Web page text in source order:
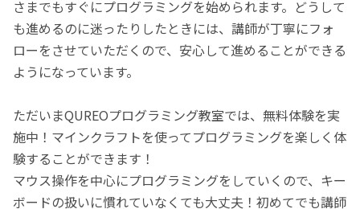
さまでもすぐにプログラミングを始められます。どうして
も進めるのに迷ったりしたときには、講師が丁寧にフォ
ローをさせていただくので、安心して進めることができる
ようになっています。
ただいまQUREOプログラミング教室では、無料体験を実
施中！マインクラフトを使ってプログラミングを楽しく体
験することができます！
マウス操作を中心にプログラミングをしていくので、キー
ボードの扱いに慣れていなくても大丈夫！初めてでも講師